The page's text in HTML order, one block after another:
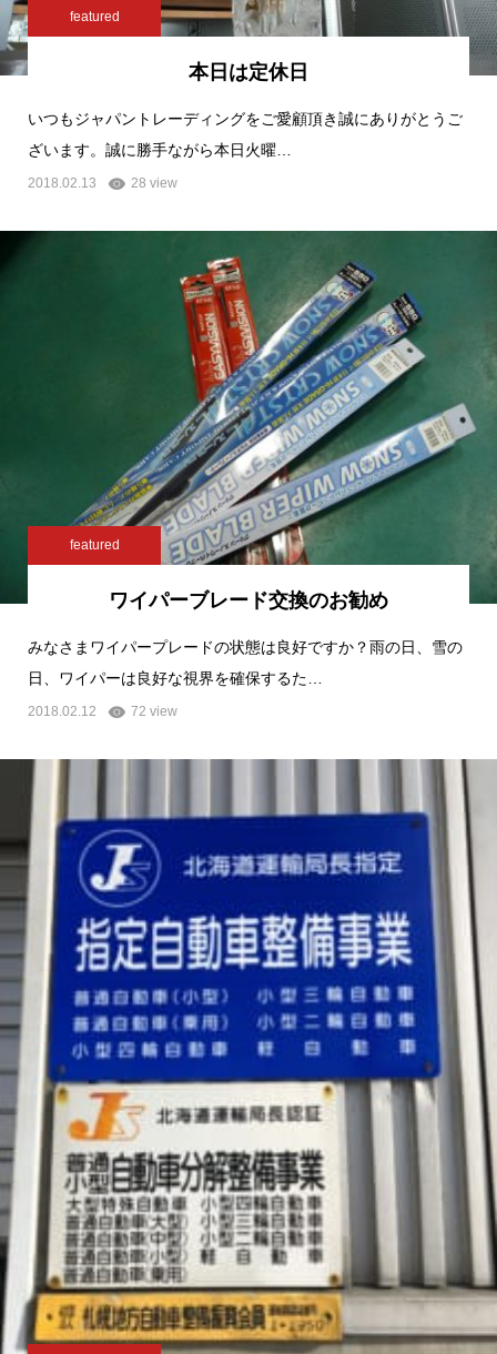
featured
本日は定休日
いつもジャパントレーディングをご愛顧頂き誠にありがとうご
ざいます。誠に勝手ながら本日火曜…
2018.02.13 28 view
featured
ワイパーブレード交換のお勧め
みなさまワイパープレードの状態は良好ですか？雨の日、雪の
日、ワイパーは良好な視界を確保するた…
2018.02.12 72 view